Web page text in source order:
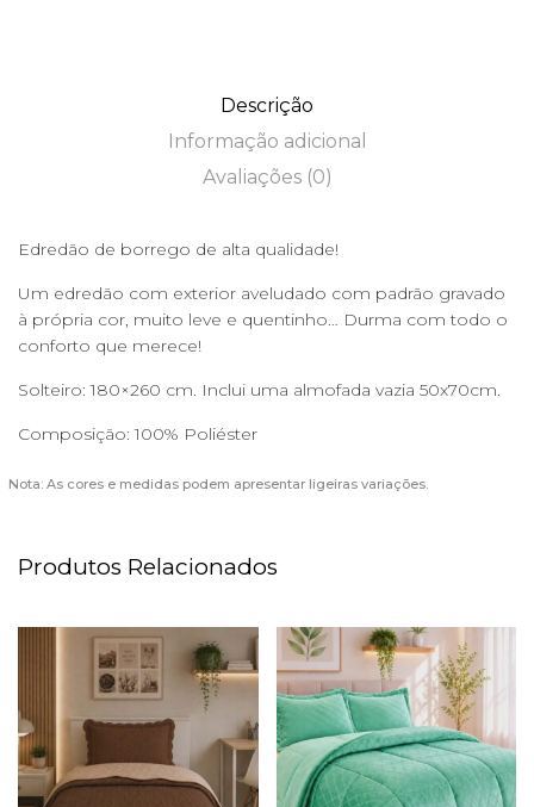
Descrição
Informação adicional
Avaliações (0)
Edredão de borrego de alta qualidade!
Um edredão com exterior aveludado com padrão gravado
à própria cor, muito leve e quentinho… Durma com todo o
conforto que merece!
Solteiro: 180×260 cm. Inclui uma almofada vazia 50x70cm.
Composição: 100% Poliéster
Nota: As cores e medidas podem apresentar ligeiras variações.
Produtos Relacionados